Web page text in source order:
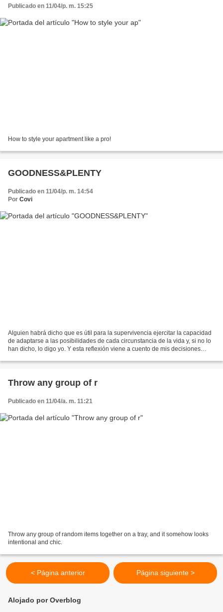
Publicado en 11/04/p. m. 15:25
How to style your apartment like a pro!
GOODNESS&PLENTY
Publicado en 11/04/p. m. 14:54
Por Covi
Alguien habrá dicho que es útil para la supervivencia ejercitar la capacidad
de adaptarse a las posibilidades de cada circunstancia de la vida y, si no lo
han dicho, lo digo yo. Y esta reflexión viene a cuento de mis decisiones
Throw any group of r
Publicado en 11/04/a. m. 11:21
Throw any group of random items together on a tray, and it somehow looks
intentional and chic.
< Página anterior Página siguiente >
Alojado por Overblog